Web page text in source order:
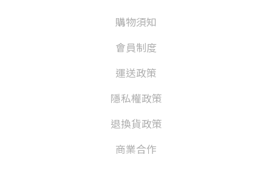
購物須知
會員制度
運送政策
隱私權政策
退換貨政策
商業合作